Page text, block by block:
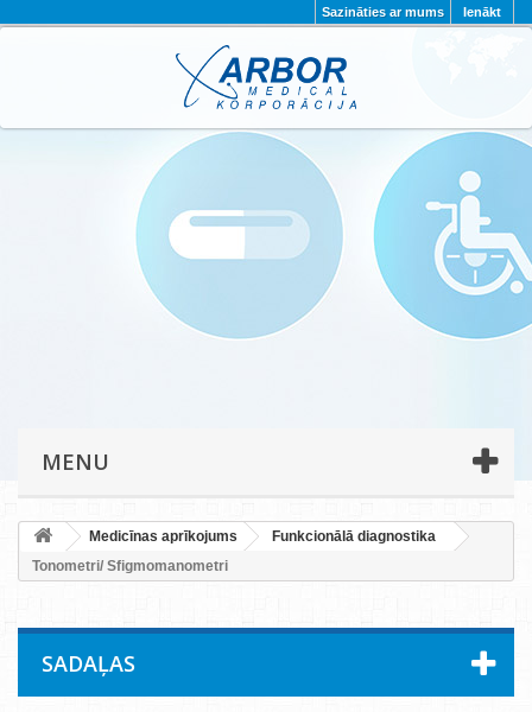
Ienākt
Sazināties ar mums
PAR MUMS PROJEKTI
KONTAKTI
PRIVĀTUMA POLITIKA
MENU
Medicīnas aprīkojums
Funkcionālā diagnostika
Tonometri/ Sfigmomanometri
SADAĻAS